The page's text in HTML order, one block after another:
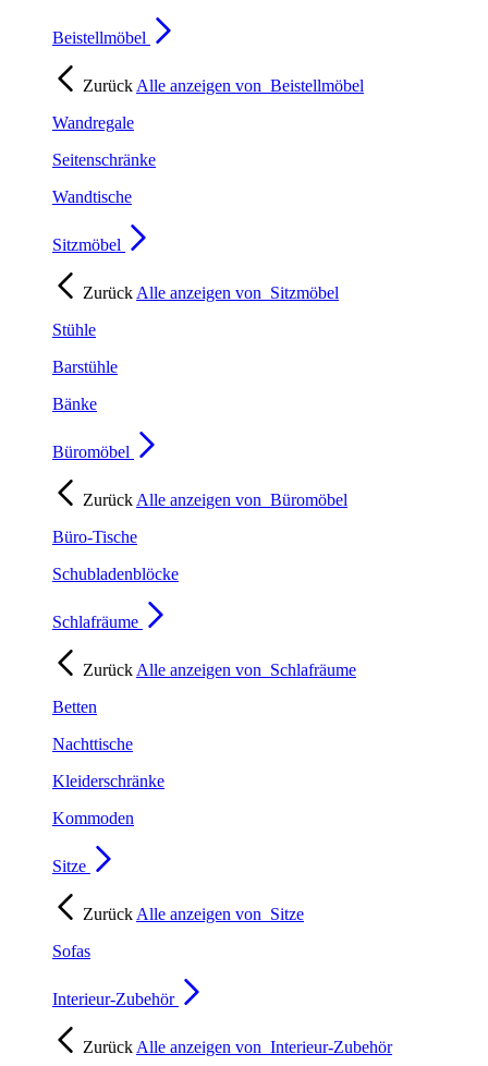
Beistellmöbel
Zurück Alle anzeigen von Beistellmöbel
Wandregale
Seitenschränke
Wandtische
Sitzmöbel
Zurück Alle anzeigen von Sitzmöbel
Stühle
Barstühle
Bänke
Büromöbel
Zurück Alle anzeigen von Büromöbel
Büro-Tische
Schubladenblöcke
Schlafräume
Zurück Alle anzeigen von Schlafräume
Betten
Nachttische
Kleiderschränke
Kommoden
Sitze
Zurück Alle anzeigen von Sitze
Sofas
Interieur-Zubehör
Zurück Alle anzeigen von Interieur-Zubehör